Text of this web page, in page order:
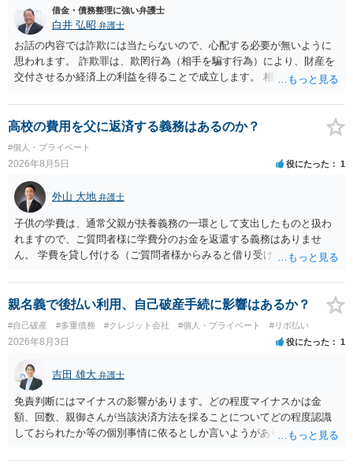
はありますか？ そこはあり得ます、ただ、弁護士費用かけるならその
分賠償に回すことも考えられるので、 兼ね合いは考えてみましょう。
借金・債務整理に強い弁護士
白井 弘昭 弁護士
お話の内容では詐欺には当たらないので、心配する必要が無いように
思われます。 詐欺罪は、欺罔行為（相手を騙す行為）により、財産を
交付させるか経済上の利益を得ることで成立します。 相談者さんは、
ので、詐欺罪の実行行為性が無く罪に問うことはできません。 おそら
く、相手が真実を話せば警察も取り合わないと思いますが、虚偽の内
容を述べた場合は、捜査はあるかもしれません。 ただし、捜査におい
て、真実を説明すれば、「ちゃんと返しなさいよ」程度の注意で済む
ことだと思われます。 また、返せるお金が無いのであれば、返せない
のは致し方ありません。真摯に分割して支払うことを相手に告げてい
くのみでしょう。 以上、ご参考まで。
高校の費用を父に返済する義務はあるのか？
#個人・プライベート
2026年8月5日 役にたった 1
外山 大地 弁護士
子供の学費は、通常父親が扶養義務の一環として支出したものと扱わ
れますので、ご質問者様に学費分のお金を返還する義務はありませ
ん。 学費を貸し付ける（ご質問者様からみると借り受ける）といった
ょう。
親名義で後払い利用、自己破産手続に影響はあるか？
#自己破産 #多重債務 #クレジット会社 #個人・プライベート #リボ払い
2026年8月3日 役にたった 1
吉田 雄大 弁護士
免責判断にはマイナスの影響があります。どの程度マイナスかは金
額、回数、親御さんが当該決済方法を採ることについてどの程度認識
しておられたか等の個別事情に依るとしか言いようがありません。 と
なって相談し、善後策を考えることをお勧めします。